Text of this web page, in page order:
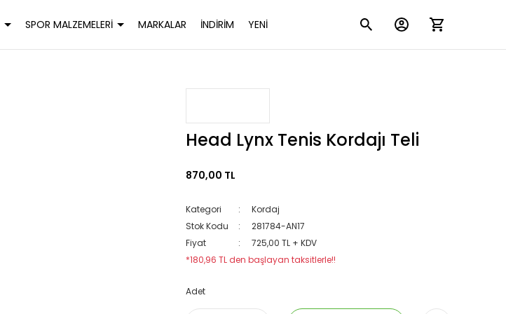
SPOR MALZEMELERİ MARKALAR İNDİRİM YENİ
Head Lynx Tenis Kordajı Teli
870,00 TL
Kategori
Kordaj
Stok Kodu
281784-AN17
Fiyat
725,00 TL + KDV
*180,96 TL den başlayan taksitlerle!!
Adet